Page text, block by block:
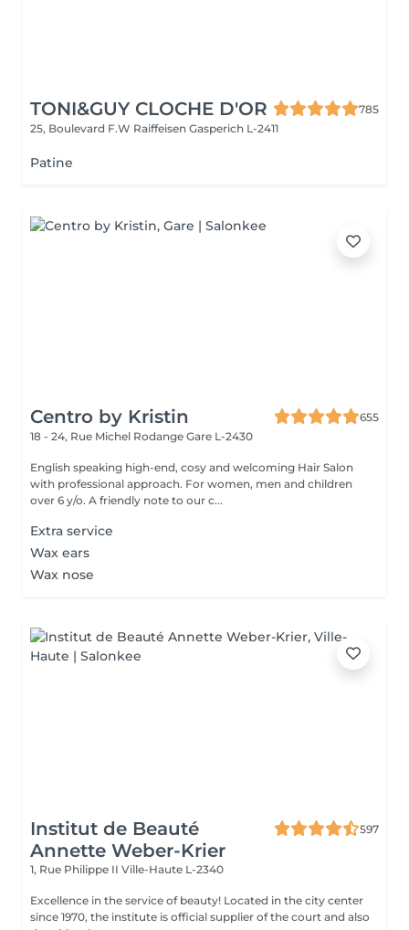
TONI&GUY CLOCHE D'OR
785
25, Boulevard F.W Raiffeisen Gasperich L-2411
Patine
Centro by Kristin
655
18 - 24, Rue Michel Rodange Gare L-2430
English speaking high-end, cosy and welcoming Hair Salon
with professional approach. For women, men and children
over 6 y/o. A friendly note to our c...
Extra service
Wax ears
Wax nose
Institut de Beauté
Annette Weber-Krier
597
1, Rue Philippe II Ville-Haute L-2340
Excellence in the service of beauty! Located in the city center
since 1970, the institute is official supplier of the court and also